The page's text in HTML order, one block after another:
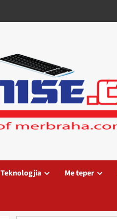
Teknologjia Me teper